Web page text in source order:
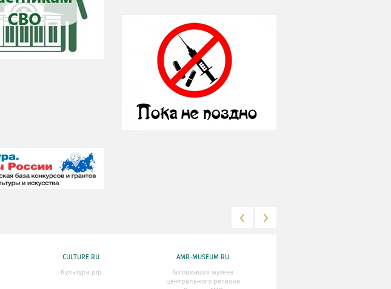
CULTURE.RU
Культура.рф
AMR-MUSEUM.RU
Ассоциация музеев
центрального региона